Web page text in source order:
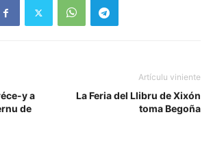
y a
de
Artículu viniente
La Feria del Llibru de Xixón
toma Begoña